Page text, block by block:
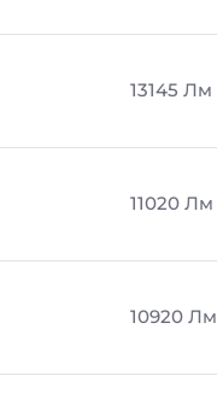
13145 Лм
11020 Лм
10920 Лм